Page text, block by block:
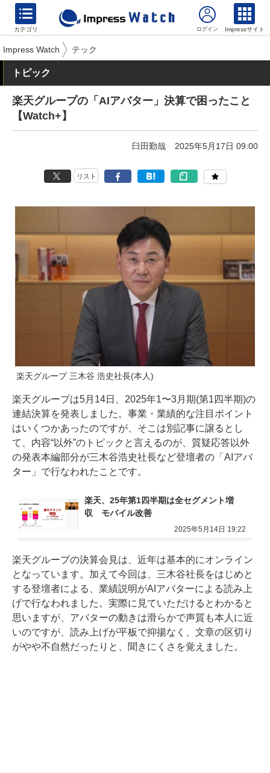
カテゴリ Impressサイト
Impress Watch テック
トピック
楽天グループの「AIアバター」決算で困ったこと
【Watch+】
臼田勤哉 2025年5月17日 09:00
リスト
楽天グループ 三木谷 浩史社長(本人)
楽天グループは5月14日、2025年1〜3月期(第1四半期)の
連結決算を発表しました。事業・業績的な注目ポイント
はいくつかあったのですが、そこは別記事に譲るとし
て、内容“以外”のトピックと言えるのが、質疑応答以外
の発表本編部分が三木谷浩史社長など登壇者の「AIアバ
ター」で行なわれたことです。
楽天、25年第1四半期は全セグメント増
収　モバイル改善
2025年5月14日 19:22
楽天グループの決算会見は、近年は基本的にオンライン
となっています。加えて今回は、三木谷社長をはじめと
する登壇者による、業績説明がAIアバターによる読み上
げで行なわれました。 実際に見ていただけるとわかる と
思いますが、アバターの動きは滑らかで声質も本人に近
いのですが、読み上げが平板で抑揚なく、文章の区切り
がやや不自然だったりと、聞きにくさを覚えました。